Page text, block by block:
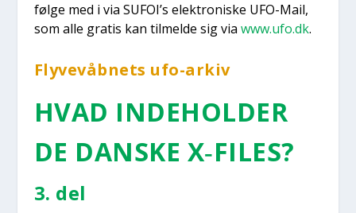
føl­ge med i via SUFOI’s elek­tro­ni­ske UFO-Mail,
som alle gra­tis kan til­mel­de sig via www.ufo.dk.
Fly­ve­våb­nets ufo-arkiv
HVAD INDE­HOL­DER
DE DAN­SKE X‑FILES?
3. del